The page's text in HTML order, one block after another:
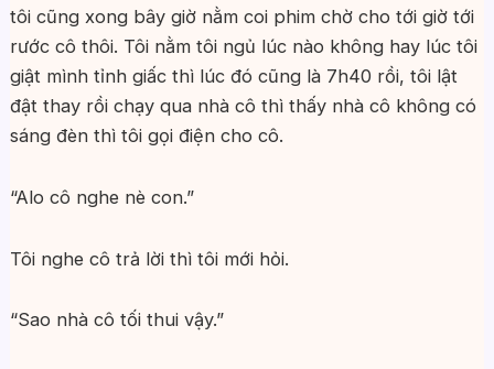
tôi cũng xong bây giờ nằm coi phim chờ cho tới giờ tới
rước cô thôi. Tôi nằm tôi ngủ lúc nào không hay lúc tôi
giật mình tỉnh giấc thì lúc đó cũng là 7h40 rồi, tôi lật
đật thay rồi chạy qua nhà cô thì thấy nhà cô không có
sáng đèn thì tôi gọi điện cho cô.
“Alo cô nghe nè con.”
Tôi nghe cô trả lời thì tôi mới hỏi.
“Sao nhà cô tối thui vậy.”